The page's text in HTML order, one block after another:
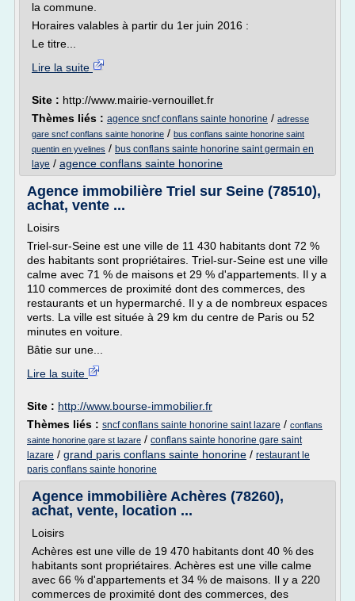
la commune.
Horaires valables à partir du 1er juin 2016 :
Le titre...
Lire la suite
Site : http://www.mairie-vernouillet.fr
Thèmes liés : agence sncf conflans sainte honorine / adresse
gare sncf conflans sainte honorine / bus conflans sainte honorine saint
quentin en yvelines / bus conflans sainte honorine saint germain en
laye / agence conflans sainte honorine
Agence immobilière Triel sur Seine (78510),
achat, vente ...
Loisirs
Triel-sur-Seine est une ville de 11 430 habitants dont 72 %
des habitants sont propriétaires. Triel-sur-Seine est une ville
calme avec 71 % de maisons et 29 % d'appartements. Il y a
110 commerces de proximité dont des commerces, des
restaurants et un hypermarché. Il y a de nombreux espaces
verts. La ville est située à 29 km du centre de Paris ou 52
minutes en voiture.
Bâtie sur une...
Lire la suite
Site : http://www.bourse-immobilier.fr
Thèmes liés : sncf conflans sainte honorine saint lazare / conflans
sainte honorine gare st lazare / conflans sainte honorine gare saint
lazare / grand paris conflans sainte honorine / restaurant le
paris conflans sainte honorine
Agence immobilière Achères (78260),
achat, vente, location ...
Loisirs
Achères est une ville de 19 470 habitants dont 40 % des
habitants sont propriétaires. Achères est une ville calme
avec 66 % d'appartements et 34 % de maisons. Il y a 220
commerces de proximité dont des commerces, des